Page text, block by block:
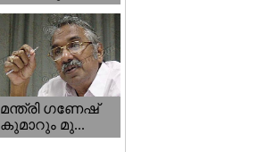
മന്ത്രി ഗണേഷ്‌
കുമാറും മു...